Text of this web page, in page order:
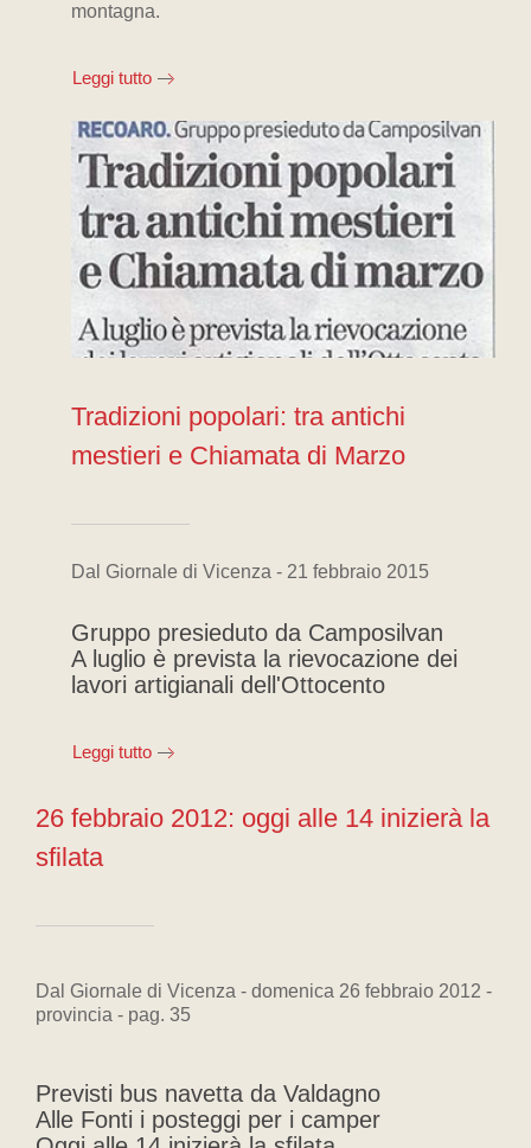
montagna.
Leggi tutto
Tradizioni popolari: tra antichi
mestieri e Chiamata di Marzo
Dal Giornale di Vicenza - 21 febbraio 2015
Gruppo presieduto da Camposilvan
A luglio è prevista la rievocazione dei
lavori artigianali dell'Ottocento
Leggi tutto
26 febbraio 2012: oggi alle 14 inizierà la
sfilata
Dal Giornale di Vicenza - domenica 26 febbraio 2012 -
provincia - pag. 35
Previsti bus navetta da Valdagno
Alle Fonti i posteggi per i camper